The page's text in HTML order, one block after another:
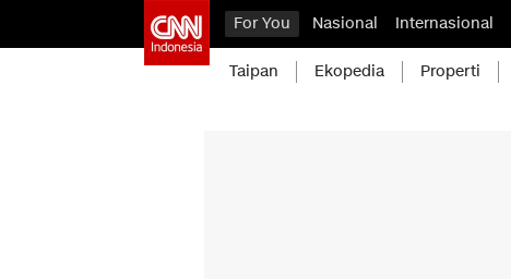
For You Nasional Internasional
Taipan Ekopedia Properti